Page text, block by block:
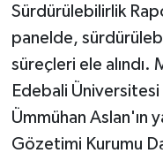
Sürdürülebilirlik
panelde,
süreçleri ele
Edebali
Ümmühan Aslan'ın
Gözetimi Kurumu